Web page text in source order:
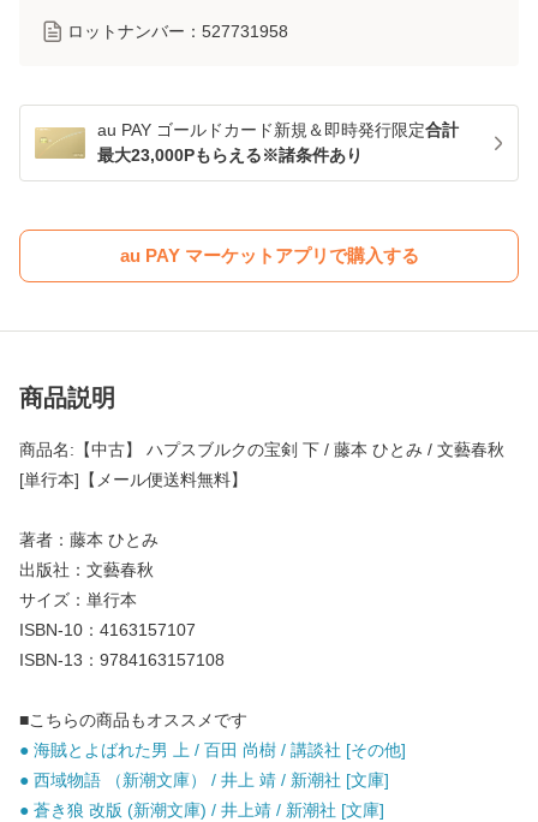
ロットナンバー： 527731958
au PAY ゴールドカード新規＆即時発行限定合計
最大23,000Pもらえる※諸条件あり
au PAY マーケットアプリで購入する
商品説明
商品名:【中古】 ハプスブルクの宝剣 下 / 藤本 ひとみ / 文藝春秋
[単行本]【メール便送料無料】
著者：藤本 ひとみ
出版社：文藝春秋
サイズ：単行本
ISBN-10：4163157107
ISBN-13：9784163157108
■こちらの商品もオススメです
● 海賊とよばれた男 上 / 百田 尚樹 / 講談社 [その他]
● 西域物語 （新潮文庫） / 井上 靖 / 新潮社 [文庫]
● 蒼き狼 改版 (新潮文庫) / 井上靖 / 新潮社 [文庫]